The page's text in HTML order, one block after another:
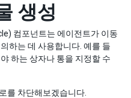
생성
컴포넌트는 에이전트가 이동
하는 데 사용합니다. 예를 들
하는 상자나 통을 지정할 수
를 차단해보겠습니다.